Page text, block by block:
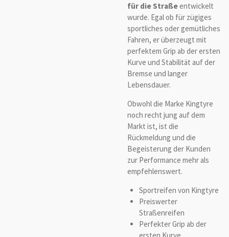
für die Straßeentwickelt
wurde. Egal ob für zügiges
sportliches oder gemütliches
Fahren, er überzeugt mit
perfektem Grip ab der ersten
Kurve und Stabilität auf der
Bremse und langer
Lebensdauer.
Obwohl die Marke Kingtyre
noch recht jung auf dem
Markt ist, ist die
Rückmeldung und die
Begeisterung der Kunden
zur Performance mehr als
empfehlenswert.
Sportreifen von Kingtyre
Preiswerter
Straßenreifen
Perfekter Grip ab der